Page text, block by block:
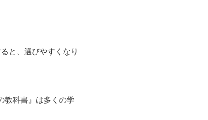
と、選びやすくなり
教科書』は多くの学